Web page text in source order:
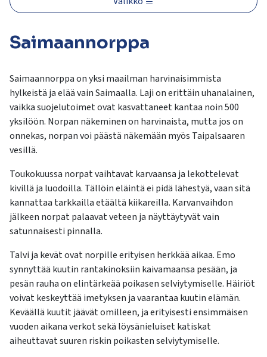
kosketus-
pyyhkäisyliikkeitä.
Saimaannorppa
Saimaannorppa on yksi maailman harvinaisimmista
hylkeistä ja elää vain Saimaalla. Laji on erittäin uhanalainen,
vaikka suojelutoimet ovat kasvattaneet kantaa noin 500
yksilöön. Norpan näkeminen on harvinaista, mutta jos on
onnekas, norpan voi päästä näkemään myös Taipalsaaren
vesillä.
Toukokuussa norpat vaihtavat karvaansa ja lekottelevat
kivillä ja luodoilla. Tällöin eläintä ei pidä lähestyä, vaan sitä
kannattaa tarkkailla etäältä kiikareilla. Karvanvaihdon
jälkeen norpat palaavat veteen ja näyttäytyvät vain
satunnaisesti pinnalla.
Talvi ja kevät ovat norpille erityisen herkkää aikaa. Emo
synnyttää kuutin rantakinoksiin kaivamaansa pesään, ja
pesän rauha on elintärkeää poikasen selviytymiselle. Häiriöt
voivat keskeyttää imetyksen ja vaarantaa kuutin elämän.
Keväällä kuutit jäävät omilleen, ja erityisesti ensimmäisen
vuoden aikana verkot sekä löysänieluiset katiskat
aiheuttavat suuren riskin poikasten selviytymiselle.